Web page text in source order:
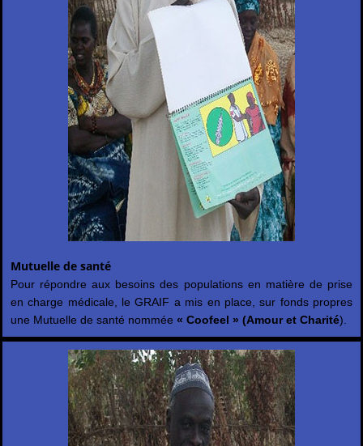
Mutuelle de santé
Pour répondre aux besoins des populations en matière de prise
en charge médicale, le GRAIF a mis en place, sur fonds propres
une Mutuelle de santé nommée « Coofeel » (Amour et Charité).